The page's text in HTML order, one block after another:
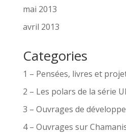
mai 2013
avril 2013
Categories
1 – Pensées, livres et
2 – Les polars de la série
3 – Ouvrages de
4 – Ouvrages sur